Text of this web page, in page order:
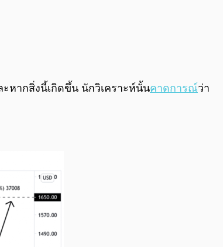
หากสิ่งนี้เกิดขึ้น นักวิเคราะห์นั้นคาดการณ์ว่า